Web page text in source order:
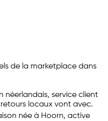
de la marketplace dans
néerlandais, service client
locaux vont avec.
née à Hoorn, active